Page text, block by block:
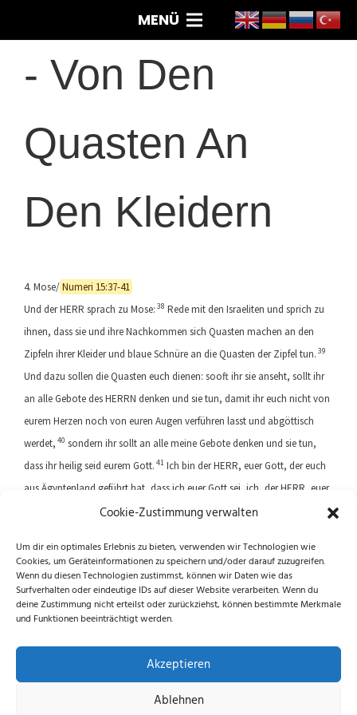
Cookie-Zustimmung verwalten
Um dir ein optimales Erlebnis zu bieten, verwenden wir Technologien wie
Cookies, um Geräteinformationen zu speichern und/oder darauf zuzugreifen.
Wenn du diesen Technologien zustimmst, können wir Daten wie das
Surfverhalten oder eindeutige IDs auf dieser Website verarbeiten. Wenn du
deine Zustimmung nicht erteilst oder zurückziehst, können bestimmte Merkmale
und Funktionen beeinträchtigt werden.
Akzeptieren
Ablehnen
MENÜ
- Von Den
Quasten An
Den Kleidern
4. Mose/Numeri 15:37-41
Und der HERR sprach zu Mose: 38 Rede mit den Israeliten und sprich zu
ihnen, dass sie und ihre Nachkommen sich Quasten machen an den
Zipfeln ihrer Kleider und blaue Schnüre an die Quasten der Zipfel tun. 39
Und dazu sollen die Quasten euch dienen: sooft ihr sie anseht, sollt ihr
an alle Gebote des HERRN denken und sie tun, damit ihr euch nicht von
eurem Herzen noch von euren Augen verführen lasst und abgöttisch
werdet, 40 sondern ihr sollt an alle meine Gebote denken und sie tun,
dass ihr heilig seid eurem Gott. 41 Ich bin der HERR, euer Gott, der euch
aus Ägyptenland geführt hat, dass ich euer Gott sei, ich, der HERR, euer
Next article
Previous article
Folge uns auf Instagram und Facebook!